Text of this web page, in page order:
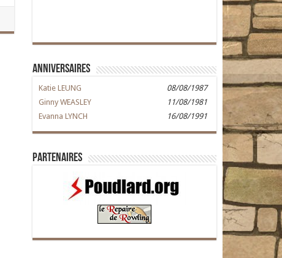
Anniversaires
Katie LEUNG
08/08/1987
Ginny WEASLEY
11/08/1981
Evanna LYNCH
16/08/1991
Partenaires